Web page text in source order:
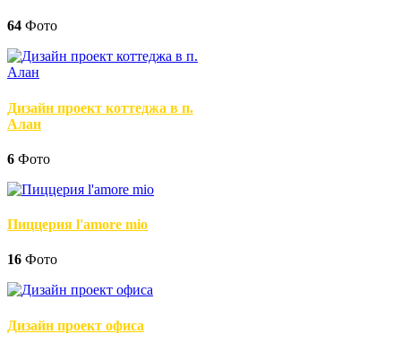
64 Фото
Дизайн проект коттеджа в п.
Алан
6 Фото
Пиццерия l'amore mio
16 Фото
Дизайн проект офиса